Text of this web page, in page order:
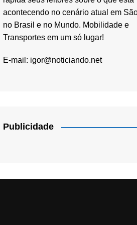
acontecendo no cenário atual em
no Brasil e no Mundo. Mobilidade e
Transportes em um só lugar!
E-mail: igor@noticiando.net
Publicidade